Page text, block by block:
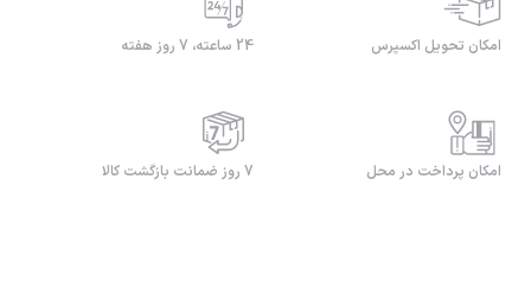
امکان تحویل اکسپرس 24 ساعته، 7 روز هفته
امکان پرداخت در محل 7 روز ضمانت بازگشت کالا